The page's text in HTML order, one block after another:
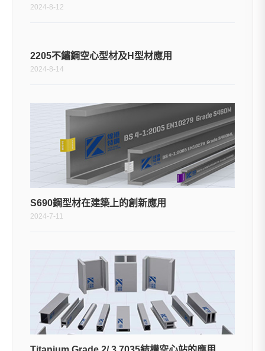
2024-8-12
2205不鏽鋼空心型材及H型材應用
2024-8-14
S690鋼型材在建築上的創新應用
2024-7-11